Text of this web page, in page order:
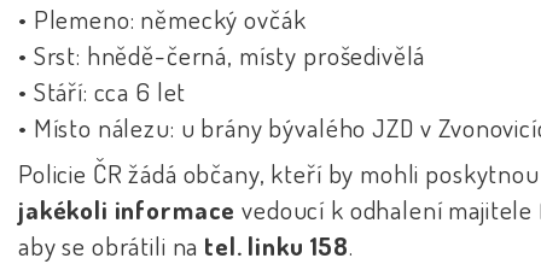
• Plemeno: německý ovčák
• Srst: hnědě-černá, místy prošedivělá
• Stáří: cca 6 let
• Místo nálezu: u brány bývalého JZD v
Policie ČR žádá občany, kteří by mohli
jakékoli informace vedoucí k odhalení majitele
aby se obrátili na tel. linku 158.